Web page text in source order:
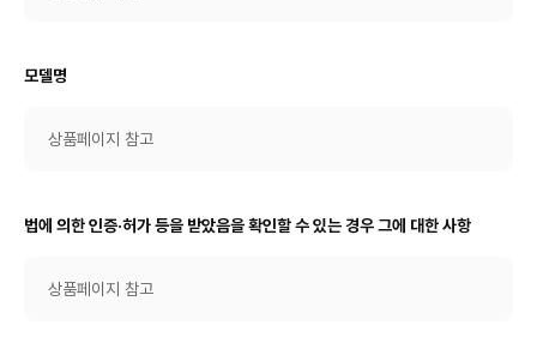
모델명
상품페이지 참고
법에 의한 인증·허가 등을 받았음을 확인할 수 있는 경우 그에 대한 사항
상품페이지 참고